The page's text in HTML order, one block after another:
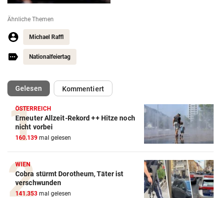
Ähnliche Themen
Michael Raffl
Nationalfeiertag
Gelesen(ausgewählt)Kommentiert
ÖSTERREICH
Erneuter Allzeit-Rekord ++ Hitze noch
nicht vorbei
160.139 mal gelesen
WIEN
Cobra stürmt Dorotheum, Täter ist
verschwunden
141.353 mal gelesen